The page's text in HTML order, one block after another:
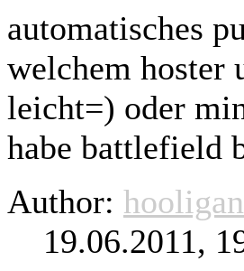
automatisches
welchem hoster
leicht=) oder
habe battlefield
Author: hooligan
19.06.2011,